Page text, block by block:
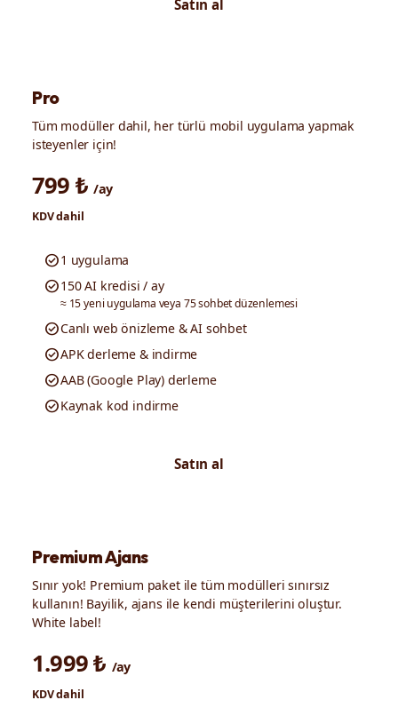
Satın al
Pro
Tüm modüller dahil, her türlü mobil uygulama yapmak
isteyenler için!
799 ₺/ay
KDV dahil
check_circle1 uygulama
check_circle150 AI kredisi / ay
≈ 15 yeni uygulama veya 75 sohbet düzenlemesi
check_circleCanlı web önizleme & AI sohbet
check_circleAPK derleme & indirme
check_circleAAB (Google Play) derleme
check_circleKaynak kod indirme
Satın al
Premium Ajans
Sınır yok! Premium paket ile tüm modülleri sınırsız
kullanın! Bayilik, ajans ile kendi müşterilerini oluştur.
White label!
1.999 ₺ /ay
KDV dahil